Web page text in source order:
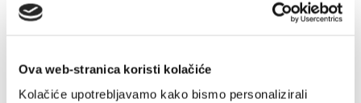
Ova web-stranica koristi kolačiće
Kolačiće upotrebljavamo kako bismo personalizirali
svaku odgovornost za izravnu i neizravnu štetu koja
proizlazi ili bi mogla proizaći iz pristupa i korištenja
sadržaju ili nedostupnosti zbog tehničkih razloga.